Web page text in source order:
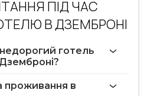
ПІД ЧАС
В ДЗЕМБРОНІ
готель
проживання в